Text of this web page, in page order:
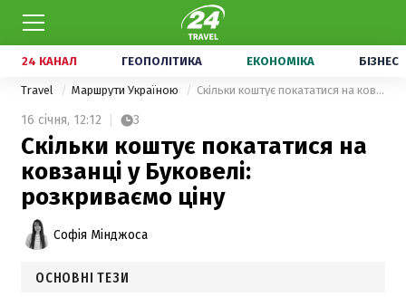
24 КАНАЛ ГЕОПОЛІТИКА ЕКОНОМІКА БІЗНЕС
Travel Маршрути Україною Скільки коштує покататися на ковзанці у Буковелі: розкриваємо ціну
16 січня, 12:12 3
Скільки коштує покататися на
ковзанці у Буковелі:
розкриваємо ціну
Софія Мінджоса
ОСНОВНІ ТЕЗИ